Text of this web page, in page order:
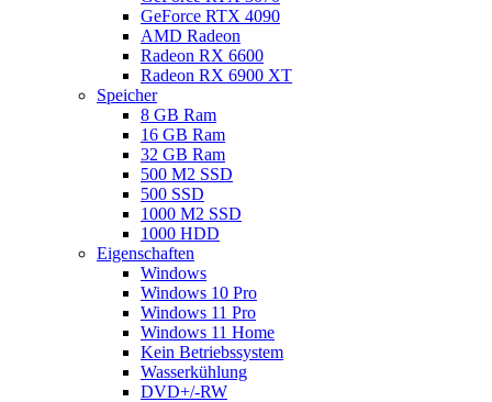
GeForce RTX 4090
AMD Radeon
Radeon RX 6600
Radeon RX 6900 XT
Speicher
8 GB Ram
16 GB Ram
32 GB Ram
500 M2 SSD
500 SSD
1000 M2 SSD
1000 HDD
Eigenschaften
Windows
Windows 10 Pro
Windows 11 Pro
Windows 11 Home
Kein Betriebssystem
Wasserkühlung
DVD+/-RW